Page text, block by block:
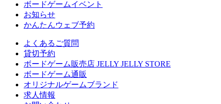
ボードゲームイベント
お知らせ
かんたんウェブ予約
よくあるご質問
貸切予約
ボードゲーム販売店 JELLY JELLY STORE
ボードゲーム通販
オリジナルゲームブランド
求人情報